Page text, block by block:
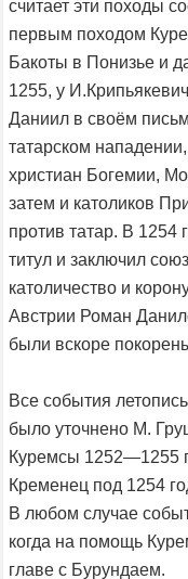
считает эти походы
первым походом
Бакоты в Понизье и
1255, у
Даниил в своём
татарском
христиан Богемии,
затем и католиков
против татар. В 1254
титул и заключил
католичество и
Австрии Роман
были вскоре
Все события
было уточнено М.
Куремсы 1252—1255
Кременец под 1254
В любом случае
когда на помощь
главе с Бурундаем.